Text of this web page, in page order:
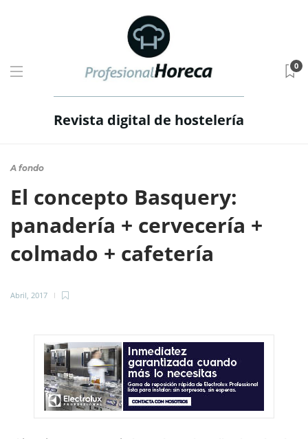
Revista digital de hostelería
0
A fondo
El concepto Basquery:
panadería + cervecería +
colmado + cafetería
Abril, 2017